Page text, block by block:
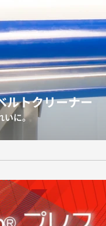
ルトクリーナー
いに。